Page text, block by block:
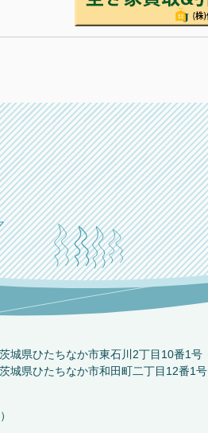
県ひたちなか市東石川2丁目10番1号
県ひたちなか市和田町二丁目12番1号